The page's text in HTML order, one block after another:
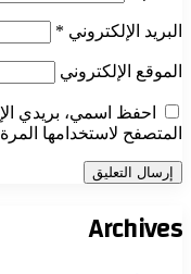
البريد الإلكتروني *
الموقع الإلكتروني
احفظ اسمي، بريدي
المتصفح لاستخدامها
Archives